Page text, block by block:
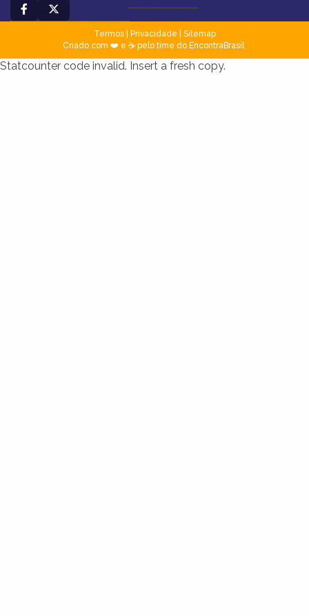
Termos| Privacidade
Sitemap
Criado com ❤️ e ☕ pelo time do EncontraBrasil
Statcounter code invalid. Insert a fresh copy.